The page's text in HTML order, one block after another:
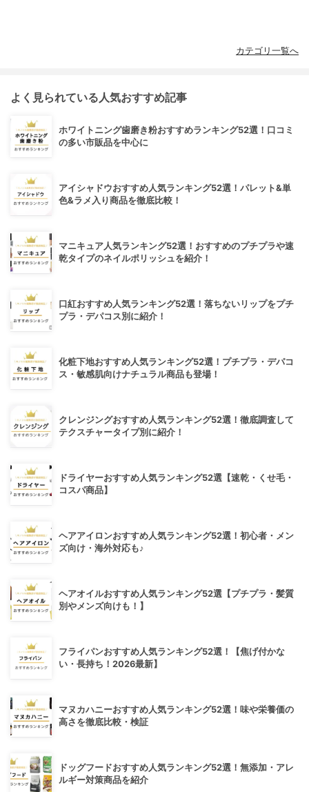
カテゴリ一覧へ
よく見られている人気おすすめ記事
ホワイトニング歯磨き粉おすすめランキング52選！口コミ
の多い市販品を中心に
アイシャドウおすすめ人気ランキング52選！パレット&単
色&ラメ入り商品を徹底比較！
マニキュア人気ランキング52選！おすすめのプチプラや速
乾タイプのネイルポリッシュを紹介！
口紅おすすめ人気ランキング52選！落ちないリップをプチ
プラ・デパコス別に紹介！
化粧下地おすすめ人気ランキング52選！プチプラ・デパコ
ス・敏感肌向けナチュラル商品も登場！
クレンジングおすすめ人気ランキング52選！徹底調査して
テクスチャータイプ別に紹介！
ドライヤーおすすめ人気ランキング52選【速乾・くせ毛・
コスパ商品】
ヘアアイロンおすすめ人気ランキング52選！初心者・メン
ズ向け・海外対応も♪
ヘアオイルおすすめ人気ランキング52選【プチプラ・髪質
別やメンズ向けも！】
フライパンおすすめ人気ランキング52選！【焦げ付かな
い・長持ち！2026最新】
マヌカハニーおすすめ人気ランキング52選！味や栄養価の
高さを徹底比較・検証
ドッグフードおすすめ人気ランキング52選！無添加・アレ
ルギー対策商品を紹介